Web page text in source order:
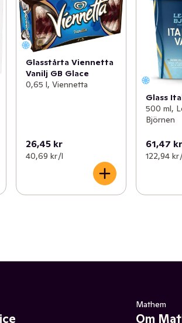
Glasstårta Viennetta
Vanilj GB Glace
0,65 l, Viennetta
26,45 kr
40,69 kr /l
Glass
500 ml,
Björnen
61,47 kr
122,94 kr
Mathem
Om